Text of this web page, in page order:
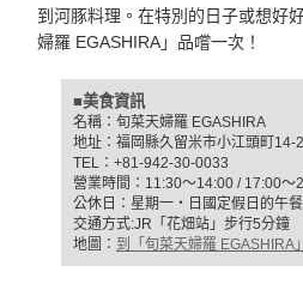
到河豚料理。在特別的日子或想好
婦羅 EGASHIRA」品嚐一次！
■美食資訊
名稱：旬菜天婦羅 EGASHIRA
地址：福岡縣久留米市小江頭町14-
TEL：+81-942-30-0033
營業時間：11:30〜14:00 / 17:00〜
公休日：星期一‧日國定假日的午餐
交通方式:JR「花畑站」步行5分鐘
地圖： 到「旬菜天婦羅 EGASHIRA